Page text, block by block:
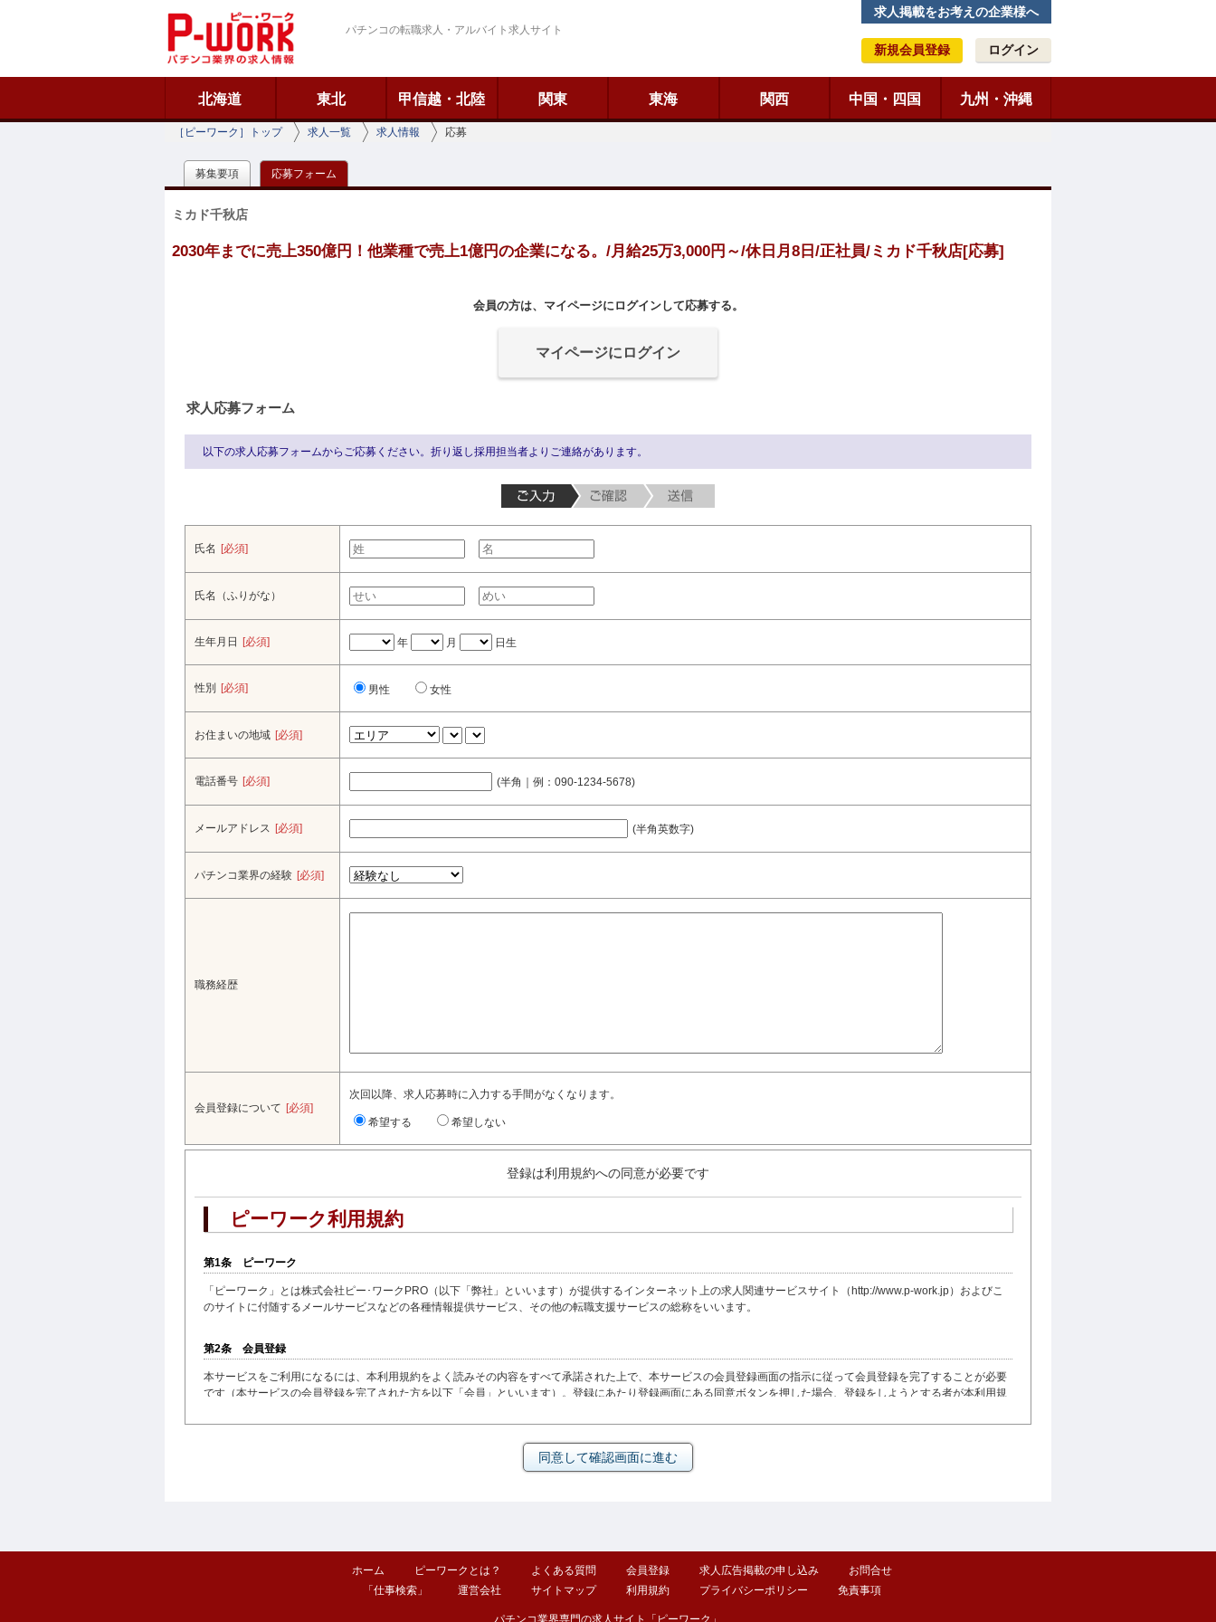
パチンコの転職求人・アルバイト求人サイト
求人掲載をお考えの企業様へ
新規会員登録 ログイン
北海道 東北 甲信越・北陸 関東 東海 関西 中国・四国 九州・沖縄
［ピーワーク］トップ 求人一覧 求人情報 応募
募集要項 応募フォーム
ミカド千秋店
2030年までに売上350億円！他業種で売上1億円の企業になる。/月給25万3,000円～/休日月8日/正社員/ミカド千秋店[応募]
会員の方は、マイページにログインして応募する。
マイページにログイン
求人応募フォーム
以下の求人応募フォームからご応募ください。折り返し採用担当者よりご連絡があります。
氏名 [必須]
氏名（ふりがな）
生年月日 [必須] 年 月 日生
性別 [必須] 男性 女性
お住まいの地域 [必須]
電話番号 [必須] (半角｜例：090-1234-5678)
メールアドレス [必須] (半角英数字)
パチンコ業界の経験 [必須]
職務経歴
会員登録について [必須]
次回以降、求人応募時に入力する手間がなくなります。
希望する 希望しない
登録は利用規約への同意が必要です
ピーワーク利用規約
第1条 ピーワーク
「ピーワーク」とは株式会社ピー･ワークPRO（以下「弊社」といいます）が提供するインターネット上の求人関連サービスサイト（http://www.p-work.jp）およびこ
のサイトに付随するメールサービスなどの各種情報提供サービス、その他の転職支援サービスの総称をいいます。
第2条 会員登録
本サービスをご利用になるには、本利用規約をよく読みその内容をすべて承諾された上で、本サービスの会員登録画面の指示に従って会員登録を完了することが必要
です（本サービスの会員登録を完了された方を以下「会員」といいます）。登録にあたり登録画面にある同意ボタンを押した場合、登録をしようとする者が本利用規
本サービスは、求職活動の場を提供することを目的とするものであり、面接の約束や仕事の提供を意味するものではありません。当社は、本サービスにより仕
事が見つかることを保証するものではなく、これらが見つからなかったことに起因または派生する損害に対して一切責任を負いません。
ホーム ピーワークとは？ よくある質問 会員登録 求人広告掲載の申し込み
お問合せ
「仕事検索」
運営会社 サイトマップ 利用規約 プライバシーポリシー 免責事項
パチンコ業界専門の求人サイト「ピーワーク」